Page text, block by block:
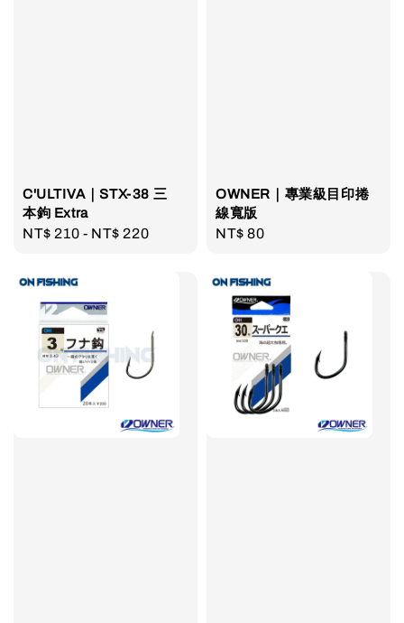
C'ULTIVA｜STX-38 三
本鉤 Extra
Regular
NT$ 210 - NT$ 220
OWNER｜專業級目印捲
線寬版
Regular
NT$ 80